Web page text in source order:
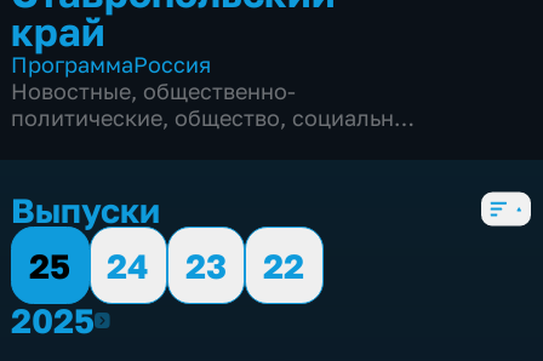
край
ПрограммаРоссия
Новостные, общественно-
политические, общество, социально-
Выпуски
25
24 23
22
20252025